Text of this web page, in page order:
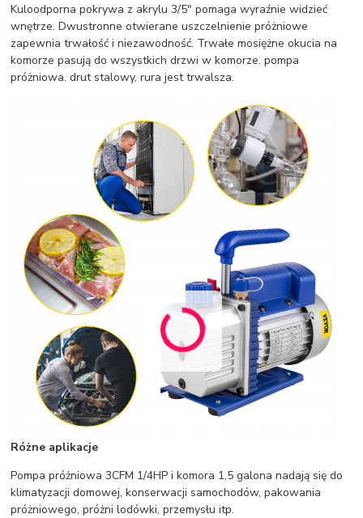
Kuloodporna pokrywa z akrylu 3/5" pomaga wyraźnie widzieć
wnętrze. Dwustronne otwierane uszczelnienie próżniowe
zapewnia trwałość i niezawodność. Trwałe mosiężne okucia na
komorze pasują do wszystkich drzwi w komorze. pompa
próżniowa. drut stalowy, rura jest trwalsza.
Różne aplikacje
Pompa próżniowa 3CFM 1/4HP i komora 1,5 galona nadają się do
klimatyzacji domowej, konserwacji samochodów, pakowania
próżniowego, próżni lodówki, przemysłu itp.